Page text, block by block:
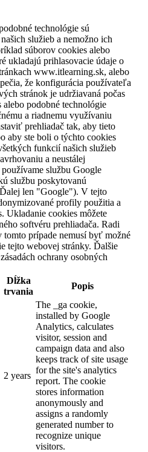
technológie sú
služieb a nemožno ich
súborov cookies alebo
ukladajú prihlasovacie údaje o
www.itlearning.sk, alebo
že konfigurácia používateľa
stránok je udržiavaná počas
podobné technológie
a riadnemu využívaniu
prehliadač tak, aby tieto
aby ste boli o týchto cookies
funkcií našich služieb
a neustálej
službu Google
službu poskytovanú
len "Google"). V tejto
profily použitia a
Ukladanie cookies môžete
softvéru prehliadača. Radi
tomto prípade nemusí byť možné
tejto webovej stránky. Ďalšie
ochrany osobných
Dĺžka
trvania
Popis
2 years
The _ga cookie,
installed by Google
Analytics, calculates
visitor, session and
campaign data and also
keeps track of site usage
for the site's analytics
report. The cookie
stores information
anonymously and
assigns a randomly
generated number to
recognize unique
visitors.